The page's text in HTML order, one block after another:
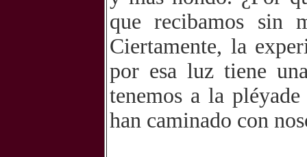
que recibamos sin
Ciertamente, la
por esa luz tiene
tenemos a la
han caminado con